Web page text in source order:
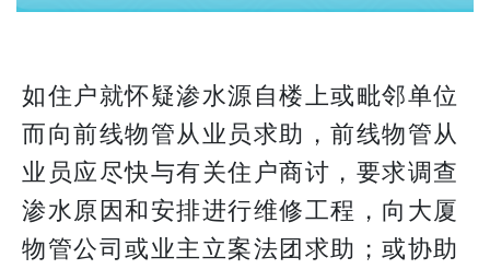
如住户就怀疑渗水源自楼上或毗邻单位
而向前线物管从业员求助，前线物管从
业员应尽快与有关住户商讨，要求调查
渗水原因和安排进行维修工程，向大厦
物管公司或业主立案法团求助；或协助